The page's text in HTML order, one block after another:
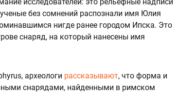
без сомнений распознали имя Юлия
нигде ранее городом Ипска. Это
снаряд, на который нанесены имя
археологи рассказывают, что форма и
снарядами, найденными в римском